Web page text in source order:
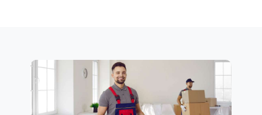
Expressumzug
Wolfsberg